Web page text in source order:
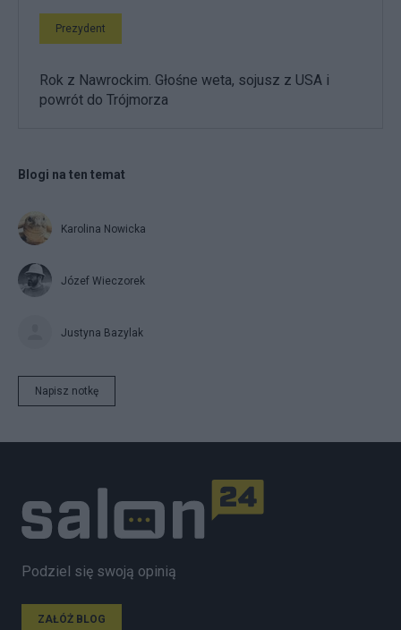
Prezydent
Rok z Nawrockim. Głośne weta, sojusz z USA i
powrót do Trójmorza
Blogi na ten temat
Karolina Nowicka
Józef Wieczorek
Justyna Bazylak
Napisz notkę
Podziel się swoją opinią
ZAŁÓŻ BLOG